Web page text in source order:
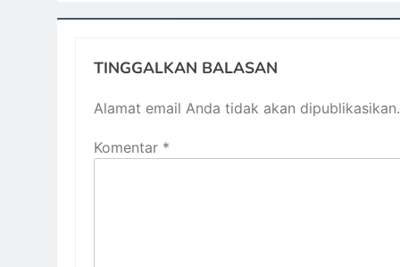
TINGGALKAN BALASAN
Alamat email Anda tidak akan dipublikasikan.
Komentar *